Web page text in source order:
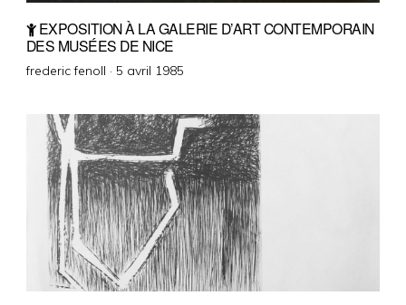
EXPOSITION À LA GALERIE D’ART CONTEMPORAIN
DES MUSÉES DE NICE
frederic fenoll · Posted
5 avril 1985